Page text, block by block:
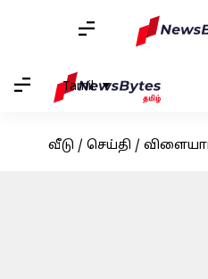
Tamil
வீடு / செய்தி /